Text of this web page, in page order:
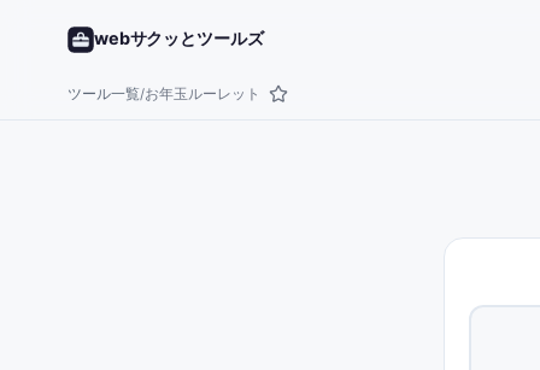
webサクッとツールズ
ツール一覧/お年玉ルーレット